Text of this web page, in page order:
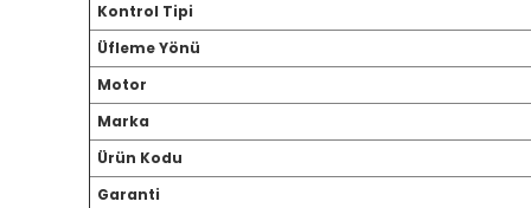
Kontrol Tipi
Üfleme Yönü
Motor
Marka
Ürün Kodu
Garanti